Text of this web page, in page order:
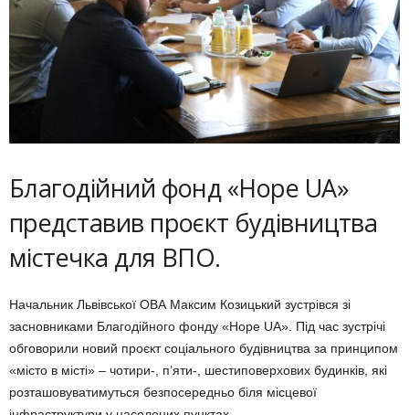
Благодійний фонд «Hope UA»
представив проєкт будівництва
містечка для ВПО.
Начальник Львівської ОВА Максим Козицький зустрівся зі
засновниками Благодійного фонду «Hope UA». Під час зустрічі
обговорили новий проєкт соціального будівництва за принципом
«місто в місті» – чотири-, п’яти-, шестиповерхових будинків, які
розташовуватимуться безпосередньо біля місцевої